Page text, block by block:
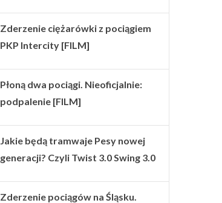
Zderzenie ciężarówki z pociągiem
PKP Intercity [FILM]
Płoną dwa pociągi. Nieoficjalnie:
podpalenie [FILM]
Jakie będą tramwaje Pesy nowej
generacji? Czyli Twist 3.0 Swing 3.0
Zderzenie pociągów na Śląsku.